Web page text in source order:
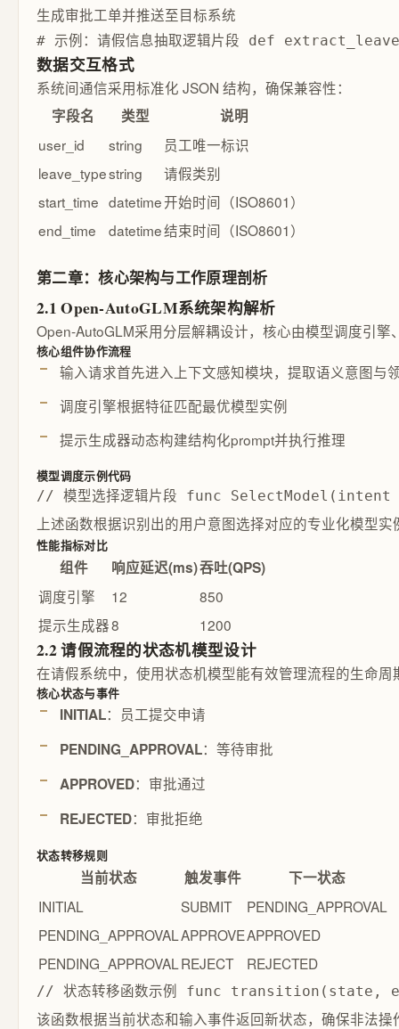
生成审批工单并推送至目标系统
# 示例：请假信息抽取逻辑片段 def
数据交互格式
系统间通信采用标准化 JSON 结构，确保兼容性：
字段名
类型
说明
user_id
string
员工唯一标识
leave_typestring
请假类别
start_time datetime开始时间（ISO8601）
end_time
datetime结束时间（ISO8601）
第二章：核心架构与工作原理剖析
2.1 Open-AutoGLM系统架构解析
Open-AutoGLM采用分层解耦设计，核心由模型调度引
核心组件协作流程
输入请求首先进入上下文感知模块，提取语义意图与
调度引擎根据特征匹配最优模型实例
提示生成器动态构建结构化prompt并执行推理
模型调度示例代码
// 模型选择逻辑片段 func
上述函数根据识别出的用户意图选择对应的专业化模型
性能指标对比
组件 响应延迟(ms)吞吐(QPS)
调度引擎
12
850
提示生成器8 1200
2.2 请假流程的状态机模型设计
在请假系统中，使用状态机模型能有效管理流程的生命
核心状态与事件
INITIAL：员工提交申请
PENDING_APPROVAL：等待审批
APPROVED：审批通过
REJECTED：审批拒绝
状态转移规则
当前状态 触发事件
下一状态
INITIAL
SUBMIT
PENDING_APPROVAL
PENDING_APPROVALAPPROVEAPPROVED
PENDING_APPROVALREJECT REJECTED
// 状态转移函数示例 func transition(state,
该函数根据当前状态和输入事件返回新状态，确保非法